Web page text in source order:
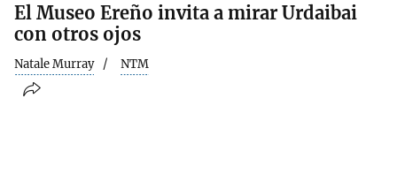
El Museo Ereño invita a mirar Urdaibai
con otros ojos
Natale Murray NTM